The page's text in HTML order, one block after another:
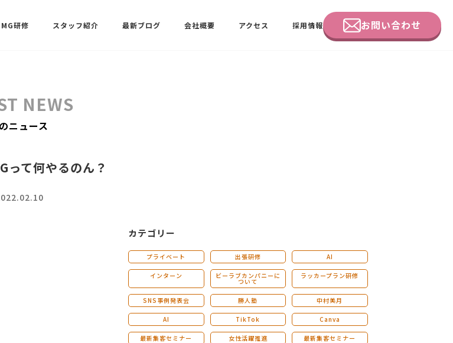
ストレングスファインダー研修
MG研修 スタッフ紹介 最新ブログ 会社概要 アクセス 採用情報 お問い合わせ
NEWS
ニュース
って何やるのん？
カテゴリー
プライベート 出張研修 AI
インターン ビーラブカンパニーに
ついて
ラッカープラン研修
SNS事例発表会 勝人塾 中村美月
AI TikTok Canva
最新集客セミナー 女性活躍推進 最新集客セミナー